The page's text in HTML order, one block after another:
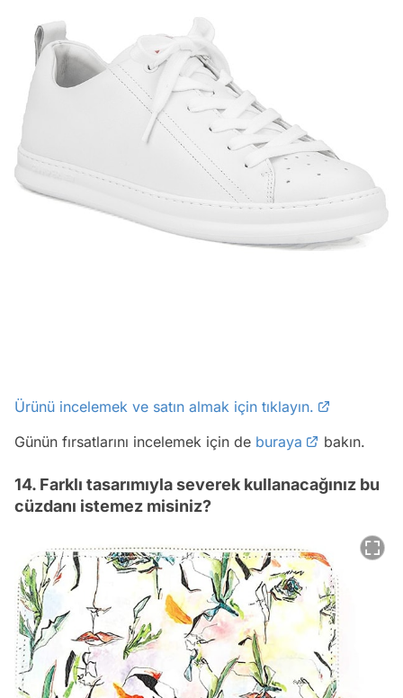
Ürünü incelemek ve satın almak için tıklayın.
Günün fırsatlarını incelemek için de buraya bakın.
14. Farklı tasarımıyla severek kullanacağınız bu
cüzdanı istemez misiniz?